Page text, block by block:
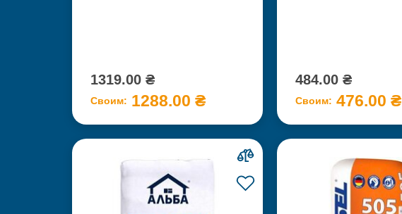
1319.00 ₴
Своим: 1288.00 ₴
484.00 ₴
Своим: 476.00 ₴